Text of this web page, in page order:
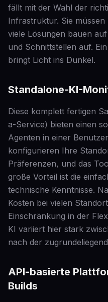
fällt mit der Wahl der
Infrastruktur. Sie
viele Lösungen bauen
und Schnittstellen auf.
bringt Licht ins Dunkel.
Standalone-KI-
Diese komplett fertigen
a-Service) bieten einen
Agenten in einer
konfigurieren Ihre
Präferenzen, und das
große Vorteil ist die
technische Kenntnisse.
Kosten bei vielen
Einschränkung in der
KI variiert hier stark
nach der
API-basierte
Builds